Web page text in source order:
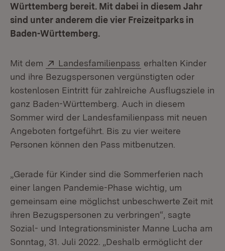
Württemberg bereit. Mit dabei in diesem Jahr
sind unter anderem die vier Freizeitparks in
Baden-Württemberg.
Mit dem Extern:
Landesfamilienpass (Öffnet in neuem
erhalten Kinder
und ihre Bezugspersonen vergünstigten oder
kostenlosen Eintritt für zahlreiche Ausflugsziele in
ganz Baden-Württemberg. Auch in diesem
Sommer wird der Landesfamilienpass mit neuen
Angeboten fortgeführt. Bis zu vier weitere
Personen können den Pass mitbenutzen.
„Gerade für Kinder sind die Sommerferien nach
einer langen Pandemie-Phase wichtig, um
gemeinsam eine möglichst unbeschwerte Zeit mit
ihren Bezugspersonen zu verbringen“, sagte
Sozial- und Integrationsminister Manne Lucha am
Sonntag, 31. Juli 2022. „Deshalb ermöglicht der